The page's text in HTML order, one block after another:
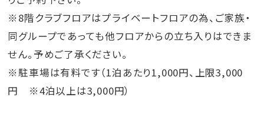
※8階クラブフロアはプライベートフロアの為、ご家族・
同グループであっても他フロアからの立ち入りはできま
せん。予めご了承ください。
※駐車場は有料です（1泊あたり1,000円、上限3,000
円 ※4泊以上は3,000円）